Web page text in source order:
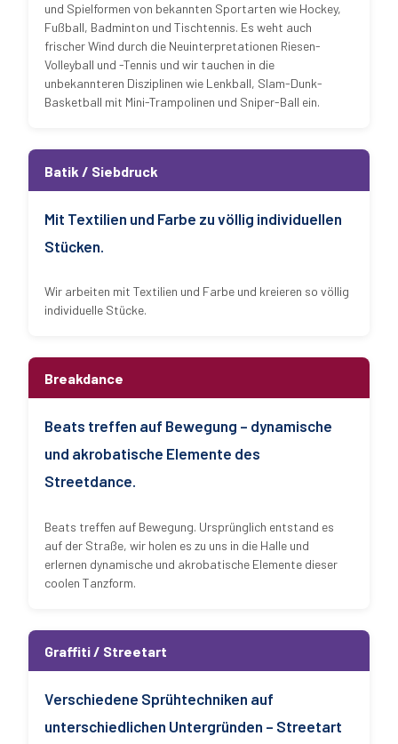
und Spielformen von bekannten Sportarten wie Hockey,
Fußball, Badminton und Tischtennis. Es weht auch
frischer Wind durch die Neuinterpretationen Riesen-
Volleyball und -Tennis und wir tauchen in die
unbekannteren Disziplinen wie Lenkball, Slam-Dunk-
Basketball mit Mini-Trampolinen und Sniper-Ball ein.
Batik / Siebdruck
Mit Textilien und Farbe zu völlig individuellen
Stücken.
Wir arbeiten mit Textilien und Farbe und kreieren so völlig
individuelle Stücke.
Breakdance
Beats treffen auf Bewegung – dynamische
und akrobatische Elemente des
Streetdance.
Beats treffen auf Bewegung. Ursprünglich entstand es
auf der Straße, wir holen es zu uns in die Halle und
erlernen dynamische und akrobatische Elemente dieser
coolen Tanzform.
Graffiti / Streetart
Verschiedene Sprühtechniken auf
unterschiedlichen Untergründen – Streetart